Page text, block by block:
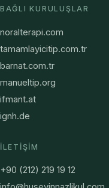
BAĞLI KURULUŞLAR
noralterapi.com
tamamlayicitip.com.tr
barnat.com.tr
manueltip.org
ifmant.at
ignh.de
İLETIŞIM
+90 (212) 219 19 12